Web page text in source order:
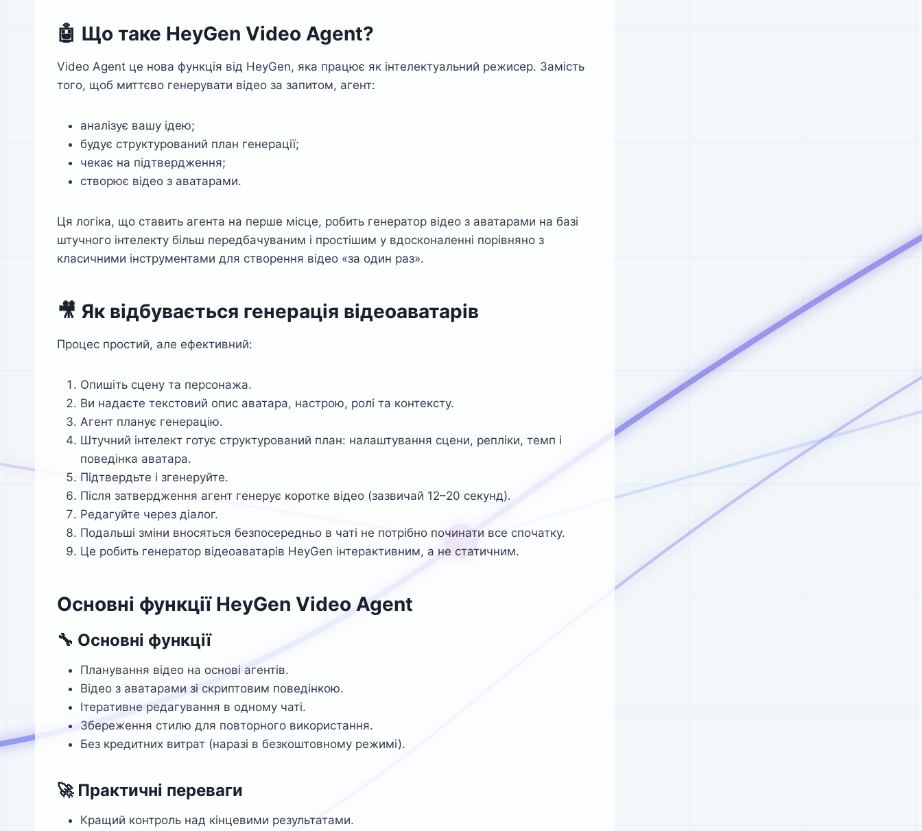
🤖 Що таке HeyGen Video Agent?
Video Agent це нова функція від HeyGen, яка працює як інтелектуальний режисер. Замість
того, щоб миттєво генерувати відео за запитом, агент:
аналізує вашу ідею;
будує структурований план генерації;
чекає на підтвердження;
створює відео з аватарами.
Ця логіка, що ставить агента на перше місце, робить генератор відео з аватарами на базі
штучного інтелекту більш передбачуваним і простішим у вдосконаленні порівняно з
класичними інструментами для створення відео «за один раз».
🎥 Як відбувається генерація відеоаватарів
Процес простий, але ефективний:
Опишіть сцену та персонажа.
Ви надаєте текстовий опис аватара, настрою, ролі та контексту.
Агент планує генерацію.
Штучний інтелект готує структурований план: налаштування сцени, репліки, темп і
поведінка аватара.
Підтвердьте і згенеруйте.
Після затвердження агент генерує коротке відео (зазвичай 12–20 секунд).
Редагуйте через діалог.
Подальші зміни вносяться безпосередньо в чаті не потрібно починати все спочатку.
Це робить генератор відеоаватарів HeyGen інтерактивним, а не статичним.
Основні функції HeyGen Video Agent
🔧 Основні функції
Планування відео на основі агентів.
Відео з аватарами зі скриптовим поведінкою.
Ітеративне редагування в одному чаті.
Збереження стилю для повторного використання.
Без кредитних витрат (наразі в безкоштовному режимі).
🚀 Практичні переваги
Кращий контроль над кінцевими результатами.